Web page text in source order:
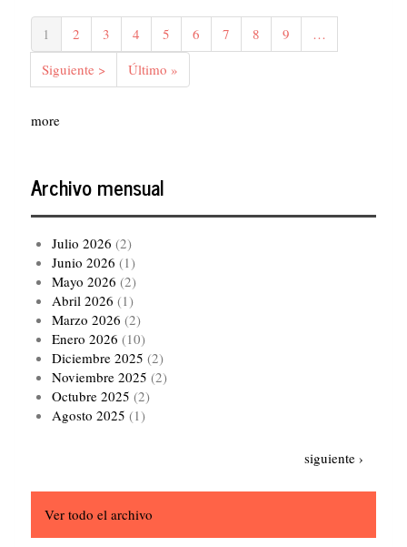
Paginación
Página
actual
1 Página
2 Página
3 Página
4 Página
5 Página
6 Página
7 Página
8 Página
9
…
Siguiente
página
Siguiente >
Última
página
Último »
more
Archivo mensual
Julio 2026 (2)
Junio 2026 (1)
Mayo 2026 (2)
Abril 2026 (1)
Marzo 2026 (2)
Enero 2026 (10)
Diciembre 2025 (2)
Noviembre 2025 (2)
Octubre 2025 (2)
Agosto 2025 (1)
Siguiente
siguiente ›
Ver todo el archivo